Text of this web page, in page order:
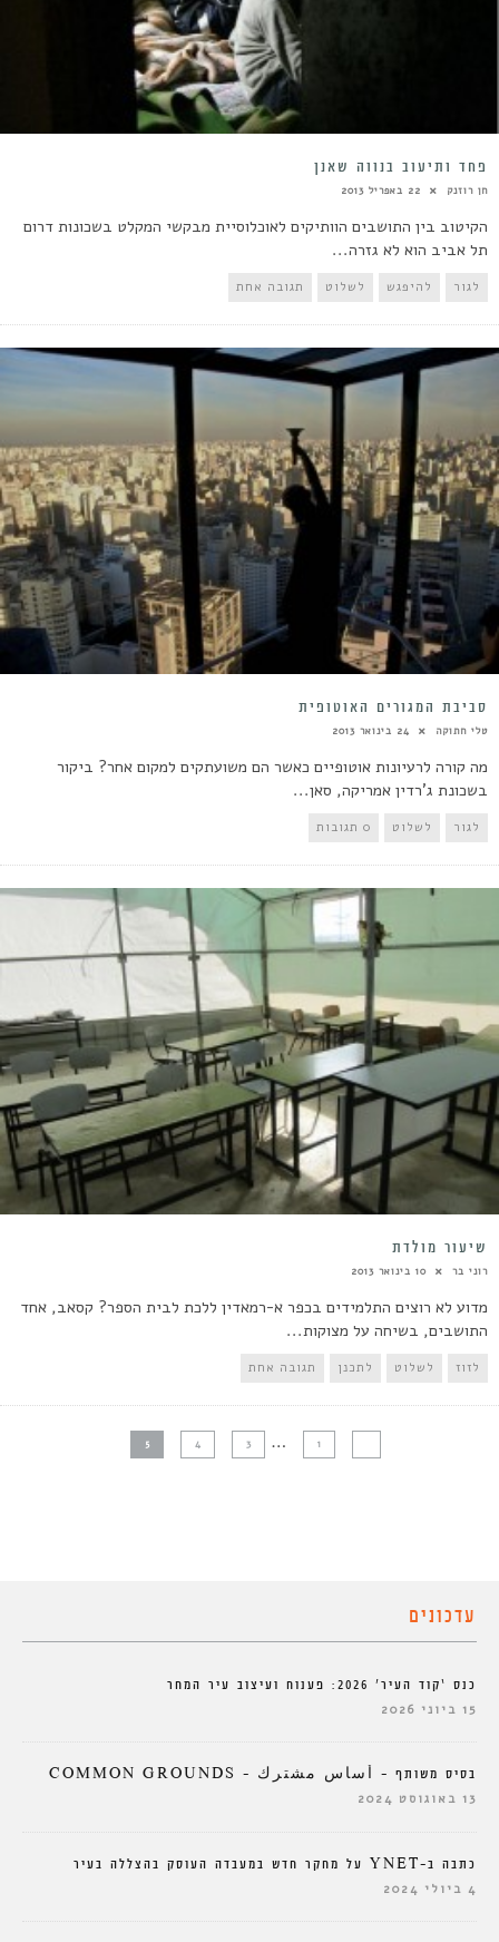
פחד ותיעוב בנווה שאנן
חן רוזנק 22 באפריל 2013
הקיטוב בין התושבים הוותיקים לאוכלוסיית מבקשי המקלט בשכונות דרום
תל אביב הוא לא גזרה...
לגור להיפגש לשלוט תגובה אחת
סביבת המגורים האוטופית
טלי חתוקה 24 בינואר 2013
מה קורה לרעיונות אוטופיים כאשר הם משועתקים למקום אחר? ביקור
בשכונת ג'רדין אמריקה, סאן...
לגור לשלוט 0 תגובות
שיעור מולדת
רוני בר 10 בינואר 2013
מדוע לא רוצים התלמידים בכפר א-רמאדין ללכת לבית הספר? קסאב, אחד
התושבים, בשיחה על מצוקות...
לזוז לשלוט לתכנן תגובה אחת
1
…
3
4
5
עדכונים
כנס ‘קוד העיר’ 2026: פענוח ועיצוב עיר המחר
15 ביוני 2026
בסיס משותף – أساس مشترك – COMMON GROUNDS
13 באוגוסט 2024
כתבה ב-YNET על מחקר חדש במעבדה העוסק בהצללה בעיר
4 ביולי 2024